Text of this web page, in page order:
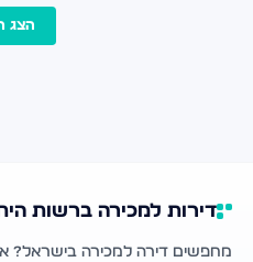
הצג
דירות למכירה ברשות
מחפשים דירה למכירה בישראל?